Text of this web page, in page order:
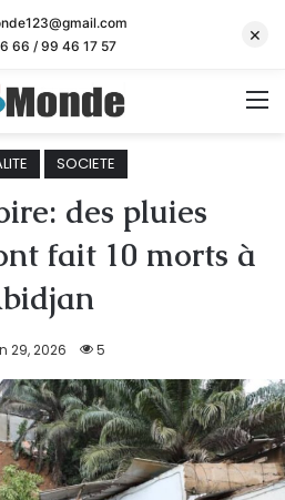
SOCIETE
des pluies
fait 10 morts à
29, 2026 5
66 / 99 46 17 57
×